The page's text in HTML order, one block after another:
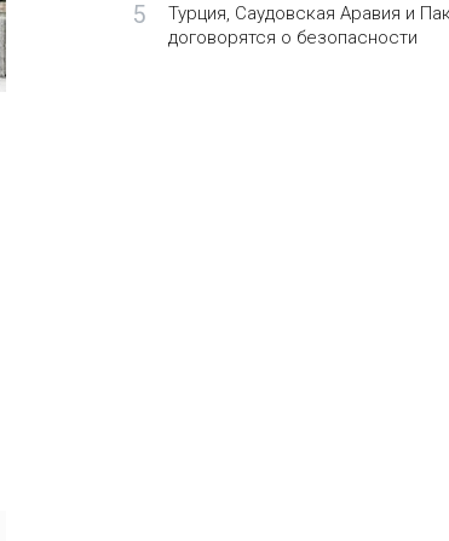
5
Турция, Саудовская Аравия и
договорятся о безопасности